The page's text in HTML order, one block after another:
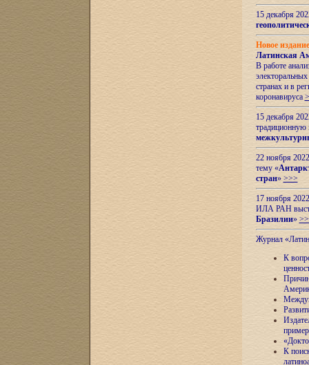
15 декабря
Новое
Латинская
В работе
странах и в
коронавируса
15 декабря
22 ноября
тему «
стран» >>>
17 ноября
ИЛА РАН
Бразилии»
Журнал
К
К